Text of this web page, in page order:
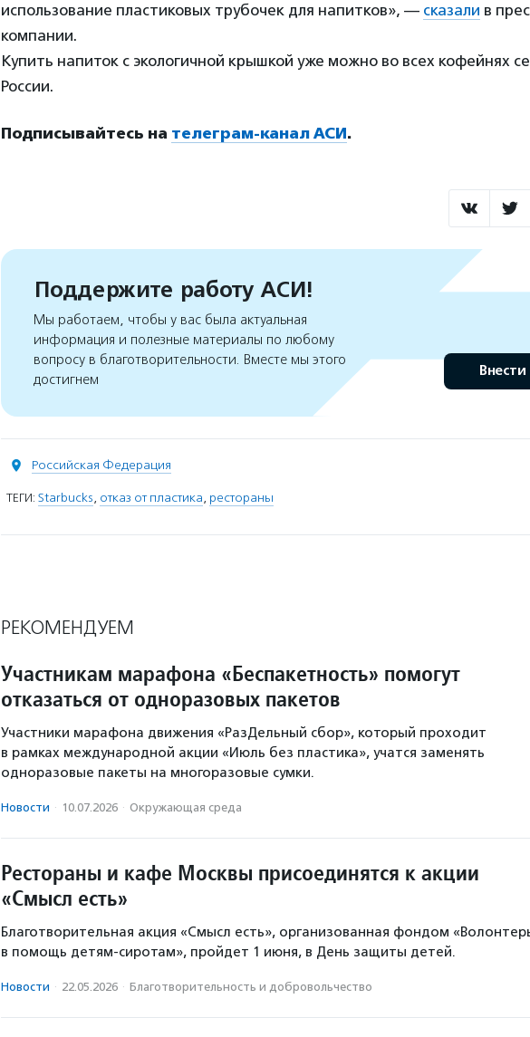
использование пластиковых трубочек для напитков», — сказали в
компании.
Купить напиток с экологичной крышкой уже можно во всех кофейнях
России.
Подписывайтесь на телеграм-канал АСИ.
Поддержите работу АСИ!
Мы работаем, чтобы у вас была актуальная
информация и полезные материалы по любому
вопросу в благотворительности. Вместе мы этого
достигнем
Внести
Российская Федерация
ТЕГИ: Starbucks, отказ от пластика, рестораны
РЕКОМЕНДУЕМ
Участникам марафона «Беспакетность» помогут
отказаться от одноразовых пакетов
Участники марафона движения «РазДельный сбор», который проходит
в рамках международной акции «Июль без пластика», учатся заменять
одноразовые пакеты на многоразовые сумки.
Новости · 10.07.2026 · Окружающая среда
Рестораны и кафе Москвы присоединятся к акции
«Смысл есть»
Благотворительная акция «Смысл есть», организованная фондом
в помощь детям-сиротам», пройдет 1 июня, в День защиты детей.
Новости · 22.05.2026 · Благотвори­тель­ность и доброволь­чест­во